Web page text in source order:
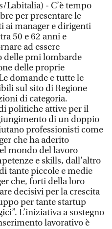
Labitalia) - C’è tempo
per presentare le
ai manager e dirigenti
50 e 62 anni e
ad essere
delle pmi lombarde
delle proprie
domande e tutte le
sul sito di Regione
di categoria.
politiche attive per il
di un doppio
professionisti come
che ha aderito
mondo del lavoro
e skills, dall’altro
tante piccole e medie
che, forti della loro
decisivi per la crescita
per tante startup
L’iniziativa a sostegno
lavorativo è